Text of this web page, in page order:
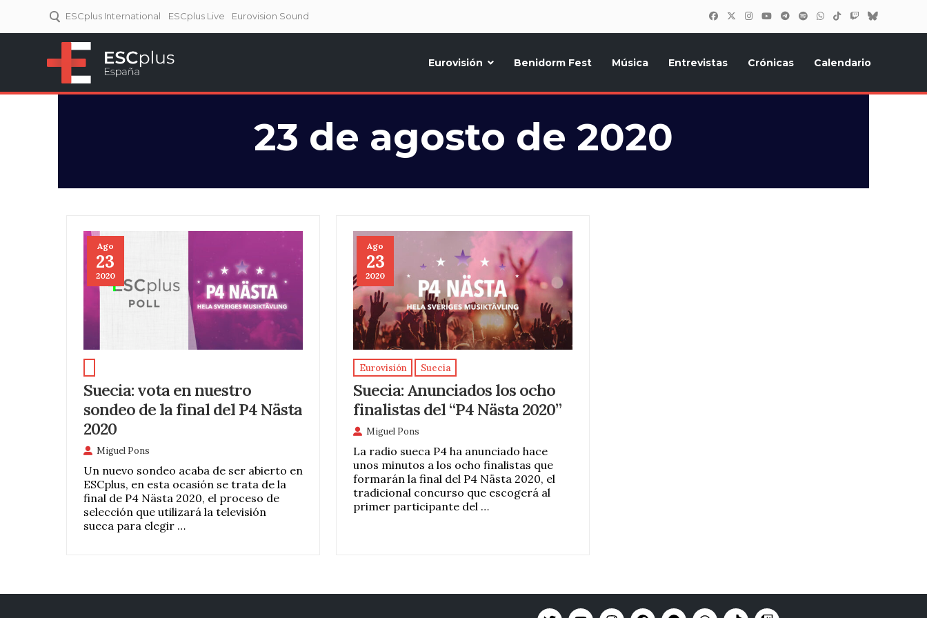
ESCplus International ESCplus Live Eurovision Sound
Eurovisión Benidorm Fest Música Entrevistas Crónicas Calendario
23 de agosto de 2020
Ago
23
2020
Suecia: vota en nuestro
sondeo de la final del P4 Nästa
2020
Miguel Pons
Un nuevo sondeo acaba de ser abierto en
ESCplus, en esta ocasión se trata de la
final de P4 Nästa 2020, el proceso de
selección que utilizará la televisión
sueca para elegir …
Ago
23
2020
Eurovisión Suecia
Suecia: Anunciados los ocho
finalistas del “P4 Nästa 2020”
Miguel Pons
La radio sueca P4 ha anunciado hace
unos minutos a los ocho finalistas que
formarán la final del P4 Nästa 2020, el
tradicional concurso que escogerá al
primer participante del …